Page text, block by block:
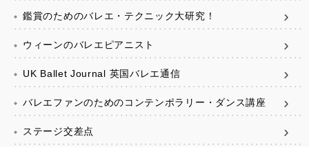
鑑賞のためのバレエ・テクニック大研究！
ウィーンのバレエピアニスト
UK Ballet Journal 英国バレエ通信
バレエファンのためのコンテンポラリー・ダンス講座
ステージ交差点